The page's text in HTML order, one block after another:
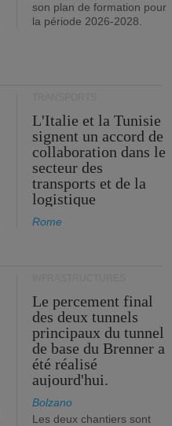
son plan de formation pour
la période 2026-2028.
L'Italie et la Tunisie
signent un accord de
collaboration dans le
secteur des
transports et de la
logistique
Rome
Le percement final
des deux tunnels
principaux du tunnel
de base du Brenner a
été réalisé
aujourd'hui.
Bolzano
Les deux chantiers sont